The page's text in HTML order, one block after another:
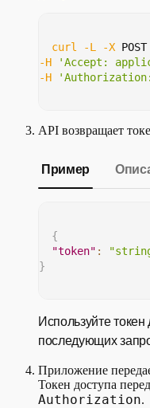
curl -L -X POST
-H
'Accept:
-H
'Authorization:
API возвращает
Пример
{
"token" :
}
Используйте
последующих
Приложение
Токен доступа
Authorization.